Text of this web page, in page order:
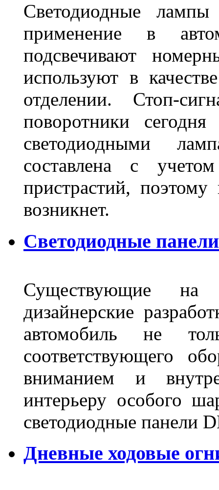
Светодиодные
применение в
подсвечивают
используют в
отделении. Стоп-
поворотники
светодиодными
составлена с
пристрастий,
возникнет.
Светодиодные
Существующие
дизайнерские
автомобиль не
соответствующего
вниманием и
интерьеру особого
светодиодные панели
Дневные ходовые